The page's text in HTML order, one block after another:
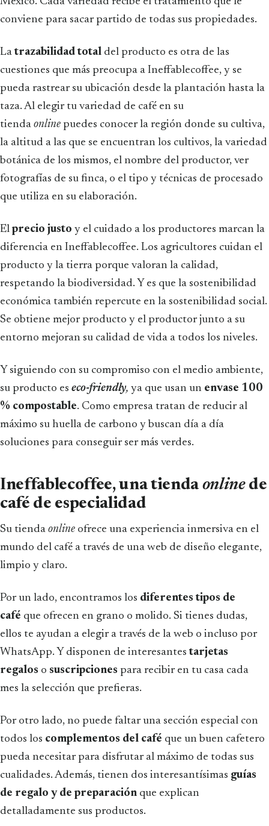
conviene para sacar partido de todas sus propiedades.
Latrazabilidad total del producto es otra de las
cuestiones que más preocupa a Ineffablecoffee, y se
pueda rastrear su ubicación desde la plantación hasta la
taza. Al elegir tu variedad de café en su
tienda online puedes conocer la región donde su cultiva,
la altitud a las que se encuentran los cultivos, la variedad
botánica de los mismos, el nombre del productor, ver
fotografías de su finca, o el tipo y técnicas de procesado
que utiliza en su elaboración.
Elprecio justo y el cuidado a los productores marcan la
diferencia en Ineffablecoffee. Los agricultores cuidan el
producto y la tierra porque valoran la calidad,
respetando la biodiversidad. Y es que la sostenibilidad
económica también repercute en la sostenibilidad social.
Se obtiene mejor producto y el productor junto a su
entorno mejoran su calidad de vida a todos los niveles.
Y siguiendo con su compromiso con el medio ambiente,
su producto es eco-friendly, ya que usan un envase 100
% compostable. Como empresa tratan de reducir al
máximo su huella de carbono y buscan día a día
soluciones para conseguir ser más verdes.
Ineffablecoffee, una tienda onlinede
café de especialidad
Su tienda online ofrece una experiencia inmersiva en el
mundo del café a través de una web de diseño elegante,
limpio y claro.
Por un lado, encontramos los diferentes tipos de
café que ofrecen en grano o molido. Si tienes dudas,
ellos te ayudan a elegir a través de la web o incluso por
WhatsApp. Y disponen de interesantestarjetas
regalos o suscripciones para recibir en tu casa cada
mes la selección que prefieras.
Por otro lado, no puede faltar una sección especial con
todos los complementos del café que un buen cafetero
pueda necesitar para disfrutar al máximo de todas sus
cualidades. Además, tienen dos interesantísimas guías
de regalo y de preparación que explican
detalladamente sus productos.